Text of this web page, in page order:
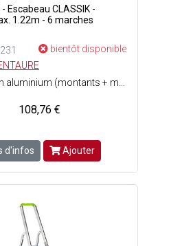
- Escabeau CLASSIK -
1.22m - 6 marches
bientôt disponible
108,76 €
d'infos Ajouter